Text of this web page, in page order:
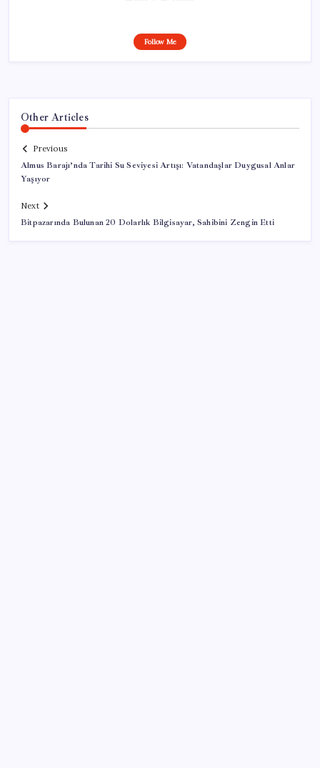
Follow Me
Other Articles
Previous
Almus Barajı’nda Tarihi Su Seviyesi Artışı: Vatandaşlar Duygusal Anlar
Yaşıyor
Next
Bitpazarında Bulunan 20 Dolarlık Bilgisayar, Sahibini Zengin Etti